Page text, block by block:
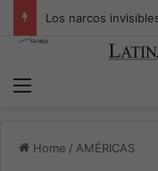
Home / AMÉRICAS